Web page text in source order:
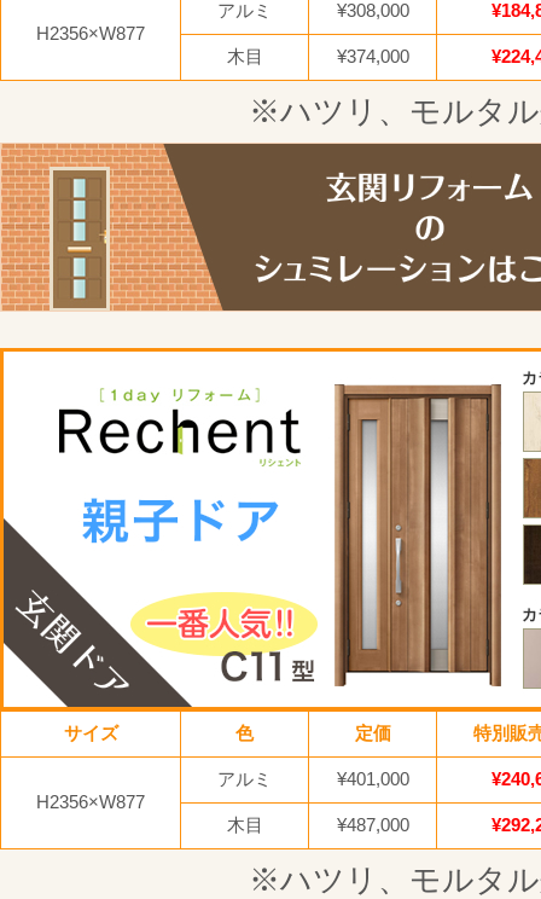
H2356×W877
アルミ ¥308,000
木目 ¥374,000
※ハツリ、モルタ
サイズ 色 定価 特別販
H2356×W877
アルミ ¥401,000
木目 ¥487,000
※ハツリ、モルタ